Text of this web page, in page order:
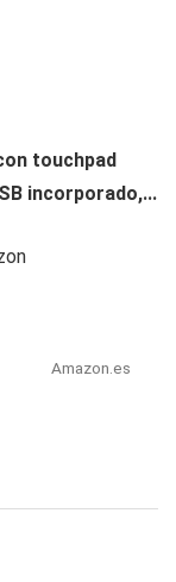
touchpad
incorporado,...
Amazon.es